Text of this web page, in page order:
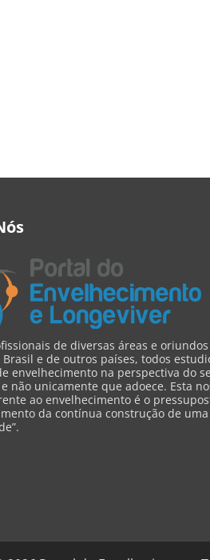
de diversas áreas e
Brasil e de outros países, todos
envelhecimento na perspectiva do
não unicamente que adoece. Esta
ao envelhecimento é o
da contínua construção de uma